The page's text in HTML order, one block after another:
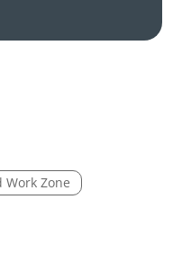
Work Zone